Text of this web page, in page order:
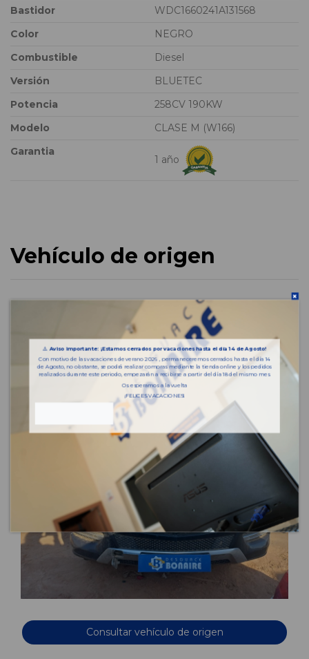
Bastidor
WDC1660241A131568
Color
NEGRO
Combustible
Diesel
Versión
BLUETEC
Potencia
258CV 190KW
Modelo
CLASE M (W166)
Garantia
1 año
Vehículo de origen
Consultar vehículo de origen
⚠️Aviso importante: ¡Estamos cerrados por vacaciones hasta el día 14 de Agosto!
Con motivo de las vacaciones de verano 2026 , permaneceremos cerrados hasta el día 14
de Agosto, no obstante, se podrá realizar compras mediante la tienda online y los pedidos
realizados durante este periodo, empezarán a recibirse a partir del día 18 del mismo mes.
Os esperamos a la vuelta
¡FELICES VACACIONES!